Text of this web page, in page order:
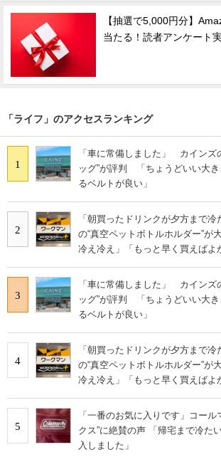
【抽選で5,000円分】
当たる！読者アンケート
「ライフ」のアクセスランキング
1
「車に常備しました」 カインズ
ッグ”が評判 「ちょうどいい大
るベルトが良い」
2
「朝買ったドリンクが夕方まで
の“真空ペットボトルホルダー”
冷え冷え」「もっと早く買えばよ
3
「車に常備しました」 カインズ
ッグ”が評判 「ちょうどいい大
るベルトが良い」
4
「朝買ったドリンクが夕方まで
の“真空ペットボトルホルダー”
冷え冷え」「もっと早く買えばよ
5
「一番のお気に入りです」コール
クス”に絶賛の声 「帰宅まで冷た
入しました」